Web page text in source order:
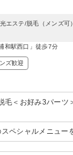
エステ/脱毛（メンズ
和駅西口」徒歩7分
ズ歓迎
毛＜お好み3パーツ
ペシャルメニュー